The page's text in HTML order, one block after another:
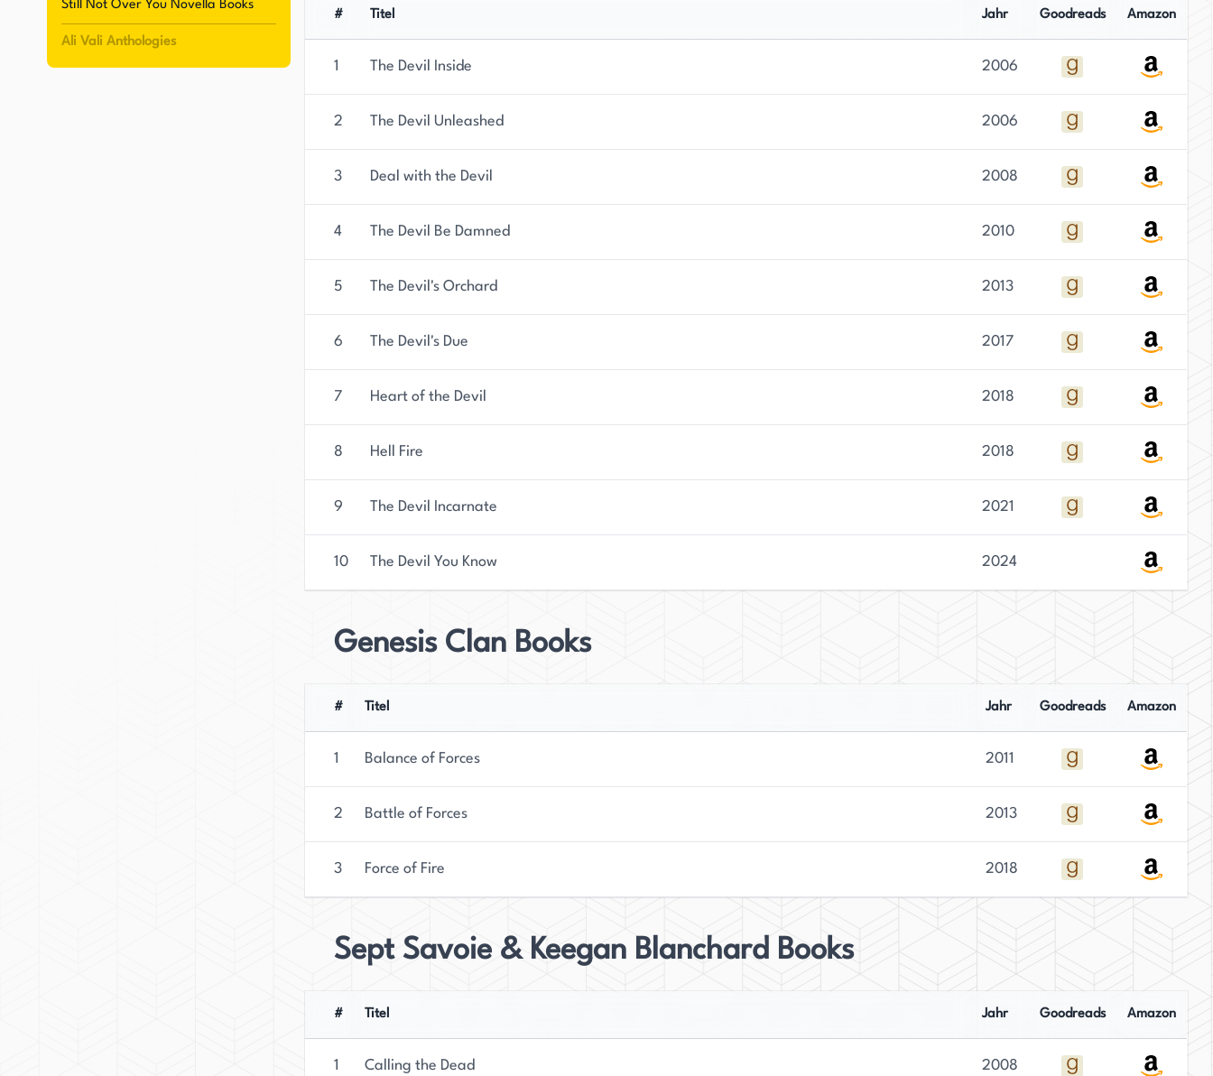
Insgesamt ist Ali Vali eine talentierte und produktive Autorin, die einen bedeutenden Beitrag zur
Welt der Literatur geleistet hat. Ihre Fähigkeit, auf ihre kulturelle Herkunft und persönlichen
eine treue Anhängerschaft sowohl bei Lesern als auch bei Kritikern eingebracht.
Still Not Over You Novella Books
Ali Vali Anthologies
# Titel Jahr Goodreads Amazon
1 The Devil Inside 2006
2 The Devil Unleashed 2006
3 Deal with the Devil 2008
4 The Devil Be Damned 2010
5 The Devil's Orchard 2013
6 The Devil's Due 2017
7 Heart of the Devil 2018
8 Hell Fire 2018
9 The Devil Incarnate 2021
10 The Devil You Know 2024
Genesis Clan Books
# Titel Jahr Goodreads Amazon
1 Balance of Forces 2011
2 Battle of Forces 2013
3 Force of Fire 2018
Sept Savoie & Keegan Blanchard Books
# Titel Jahr Goodreads Amazon
1 Calling the Dead 2008